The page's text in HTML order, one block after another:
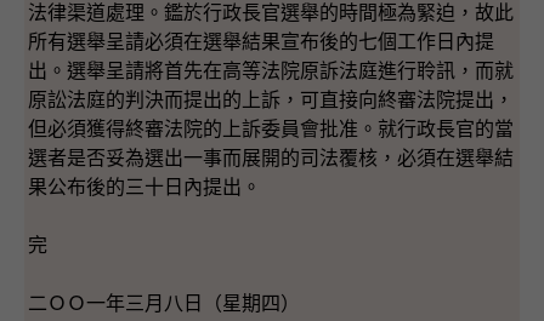
法律渠道處理。鑑於行政長官選舉的時間極為緊迫，故此
所有選舉呈請必須在選舉結果宣布後的七個工作日內提
出。選舉呈請將首先在高等法院原訴法庭進行聆訊，而就
原訟法庭的判決而提出的上訴，可直接向終審法院提出，
但必須獲得終審法院的上訴委員會批准。就行政長官的當
選者是否妥為選出一事而展開的司法覆核，必須在選舉結
果公布後的三十日內提出。
完
二ＯＯ一年三月八日（星期四）